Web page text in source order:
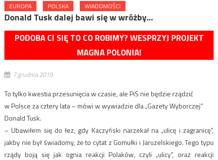
EUROPA POLSKA WIADOMOŚCI
Donald Tusk dalej bawi się w wróżby…
PODOBA CI SIĘ TO CO ROBIMY? WESPRZYJ PROJEKT
MAGNA POLONIA!
7 grudnia 2019
To tylko kwestia przesunięcia w czasie, ale PiS nie będzie rządzić
w Polsce za cztery lata – mówi w wywiadzie dla „Gazety Wyborczej”
Donald Tusk.
– Ubawiłem się do łez, gdy Kaczyński narzekał na „ulicę i zagranicę”,
jakby nie był świadomy, że to cytat z Gomułki i Jaruzelskiego. Tego typu
rządy boją się jak ognia reakcji Polaków, czyli „ulicy”, oraz reakcji